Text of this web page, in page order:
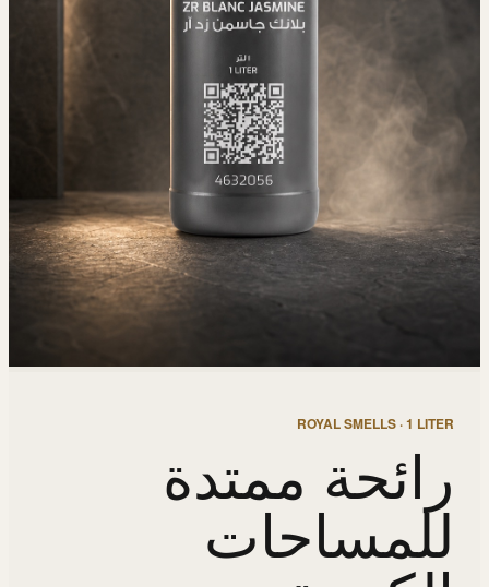
ROYAL SMELLS · 1 LITER
رائحة ممتدة
للمساحات